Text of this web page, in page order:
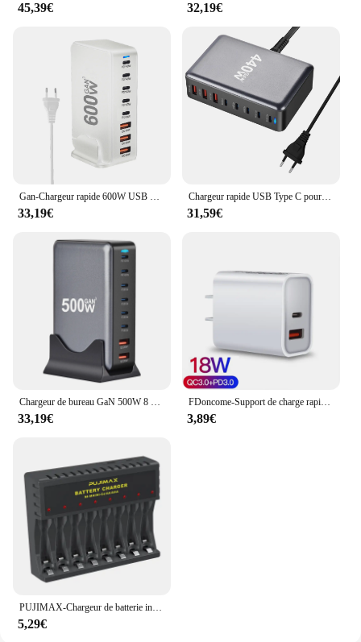
45,39€ 32,19€
Gan-Chargeur rapide 600W USB Type C, Charge rapide pour mobile, 8 ports, 5C3A PD, QuestionTo Carry Tablet, Nouveau
33,19€
Chargeur rapide USB Type C pour iPhone, iPhone 16, 15, Samsung, charge rapide 440, 8 ports, 3.0 W, GaN, PD, bureau
31,59€
Chargeur de bureau GaN 500W 8 ports USB PD, charge rapide 3.0 USB Type C, pour iPhone 15 MacPle
33,19€
FDoncome-Support de charge rapide sans fil, chargeur de type USB C, support de charge à induction, iPhone 15, 14, 13, 12 Pro Max, 11, XS, Poly, X, 8, Samsung S23, S22, 30W
3,89€
PUJIMAX-Chargeur de batterie intelligent à affichage LED, 8 emplacements, AA, AAA, Nilaissée, aste 24.com, charge indépendante
5,29€